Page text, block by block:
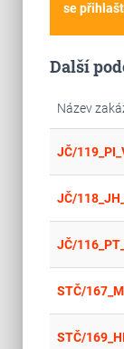
se
Další
Název
JČ/
JČ/
JČ/
STČ/
STČ/